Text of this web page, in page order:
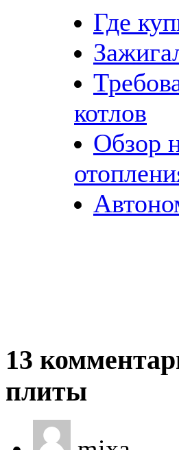
Где
котлов
Обзор
13
плиты